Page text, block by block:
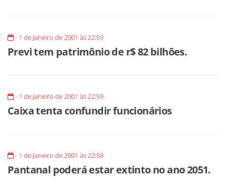
- 1 de Janeiro de 2001 às 22:59
Previ tem patrimônio de r$ 82 bilhões.
- 1 de Janeiro de 2001 às 22:59
Caixa tenta confundir funcionários
- 1 de Janeiro de 2001 às 22:59
Pantanal poderá estar extinto no ano 2051.